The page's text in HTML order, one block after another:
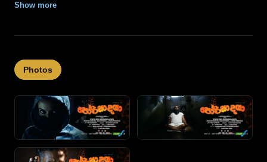
ආරම්භ කෙරේ.
සිනමා ප්‍රේක්‍ෂකයාට කාවදින අයුරින් නිමවී ඇති ප්‍රබල
"පෝරිසාදයා" චිත්‍රපටය වර්තමාන සිනමාවට ප්‍රබල
අධ්‍යක්‍ෂ බී. සිරිතුංග පෙරේරා 'දිවයින සිනමා කලා'
වෙතට පැවසීය.
උදාරි වර්ණකුලසුරිය, ශ්‍රියන්ත මෙන්ඩිස්‌, දර්ශන
Show more
Photos